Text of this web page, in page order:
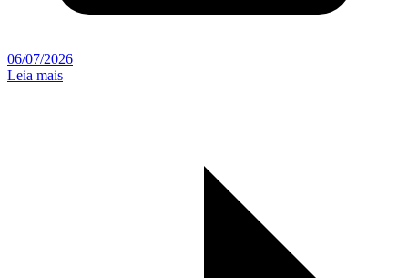
06/07/2026
Leia mais